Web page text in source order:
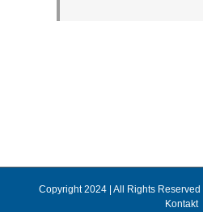
Copyright 2024 | All Rights Reserved |
Kontakt